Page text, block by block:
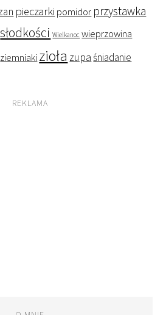
pieczarki pomidor przystawka
słodkości Wielkanoc wieprzowina
ziemniaki zioła zupaśniadanie
REKLAMA